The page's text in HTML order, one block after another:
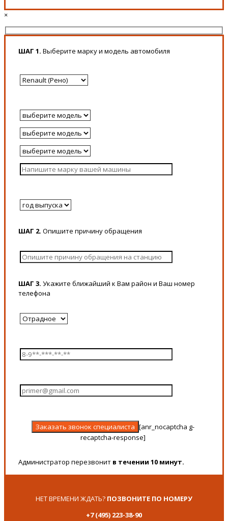
×
ШАГ 1. Выберите марку и модель автомобиля
ШАГ 2. Опишите причину обращения
ШАГ 3. Укажите ближайший к Вам район и Ваш номер
телефона
[anr_nocaptcha g-
recaptcha-response]
Администратор перезвонит в течении 10 минут.
НЕТ ВРЕМЕНИ ЖДАТЬ? ПОЗВОНИТЕ ПО НОМЕРУ
+7 (495) 223-38-90